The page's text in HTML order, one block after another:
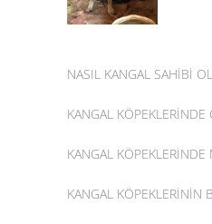
NASIL KANGAL SAHİBİ
KANGAL
KANGAL
KANGAL KÖPEKLERİNİN